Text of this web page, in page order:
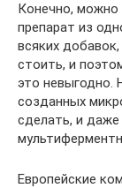
Конечно, можно
препарат из
всяких
стоить, и
это невыгодно.
созданных
сделать, и
Европейские